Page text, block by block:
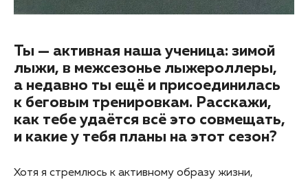
Ты — активная наша ученица: зимой
лыжи, в межсезонье лыжероллеры,
а недавно ты ещё и присоединилась
к беговым тренировкам. Расскажи,
как тебе удаётся всё это совмещать,
и какие у тебя планы на этот сезон?
Хотя я стремлюсь к активному образу жизни,